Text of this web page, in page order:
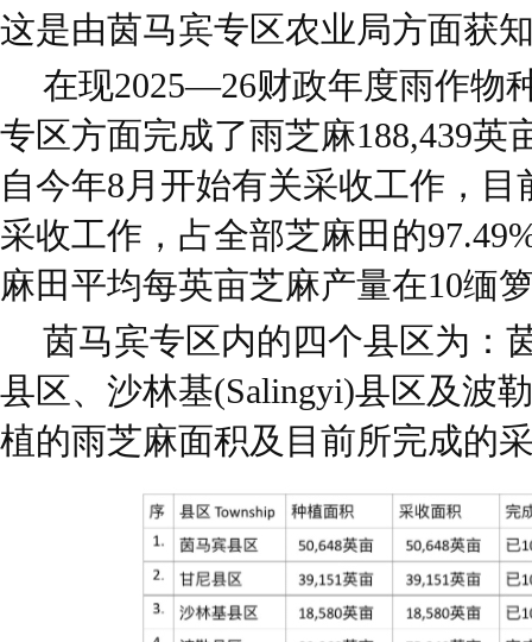
这是由茵马宾专区农业局方面获
在现2025—26财政年度雨作物
专区方面完成了雨芝麻188,439英
自今年8月开始有关采收工作，目
采收工作，占全部芝麻田的
麻田平均每英亩芝麻产量在10
茵马宾专区内的四个县区为：
县区、沙林基(Salingyi)县区及波
植的雨芝麻面积及目前所完成的